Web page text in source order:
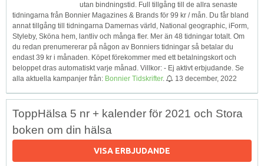
utan bindningstid. Full tillgång till de allra senaste
tidningarna från Bonnier Magazines & Brands för 99 kr / mån. Du får bland
annat tillgång till tidningarna Damernas värld, National geographic, iForm,
Styleby, Sköna hem, lantliv och många fler. Mer än 48 tidningar totalt. Om
du redan prenumererar på någon av Bonniers tidningar så betalar du
endast 39 kr i månaden. Köpet förekommer med ett betalningskort och
beloppet dras automatiskt varje månad. Villkor: - Ej aktivt erbjudande. Se
alla aktuella kampanjer från: Bonnier Tidskrifter. 13 december, 2022
ToppHälsa 5 nr + kalender för 2021 och Stora
boken om din hälsa
VISA ERBJUDANDE